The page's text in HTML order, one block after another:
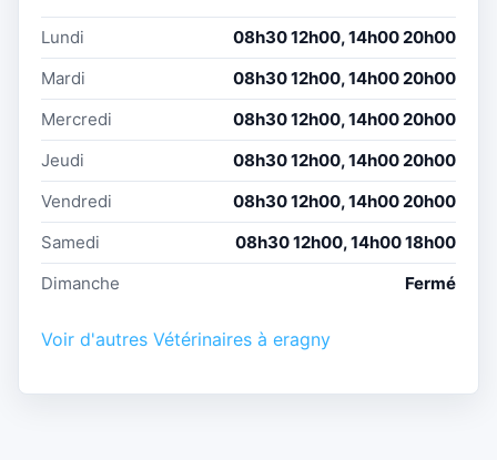
Lundi
08h30 12h00, 14h00 20h00
Mardi
08h30 12h00, 14h00 20h00
Mercredi
08h30 12h00, 14h00 20h00
Jeudi
08h30 12h00, 14h00 20h00
Vendredi
08h30 12h00, 14h00 20h00
Samedi
08h30 12h00, 14h00 18h00
Dimanche
Fermé
Voir d'autres Vétérinaires à eragny